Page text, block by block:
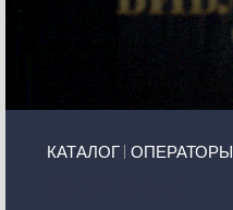
КАТАЛОГ ОПЕРАТОРЫ